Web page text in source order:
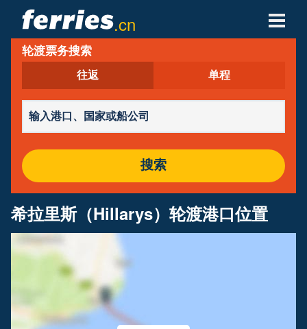
.cn
轮渡公司
轮渡目的地
轮渡航线
轮渡港口
管理预定
轮渡票务搜索
往返 单程
搜索
希拉里斯（Hillarys）轮渡港口位置